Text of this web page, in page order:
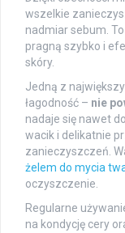
wszelkie
nadmiar sebum.
pragną szybko i
skóry.
Jedną z
łagodność – nie
nadaje się nawet
wacik i delikatnie
zanieczyszczeń.
żelem do mycia
oczyszczenie.
Regularne
na kondycję cery